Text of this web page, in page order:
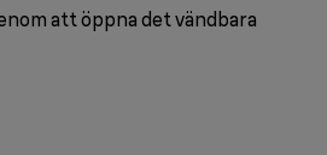
att öppna det vändbara